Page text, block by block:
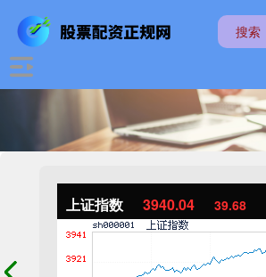
上证指数 3940.04 39.68